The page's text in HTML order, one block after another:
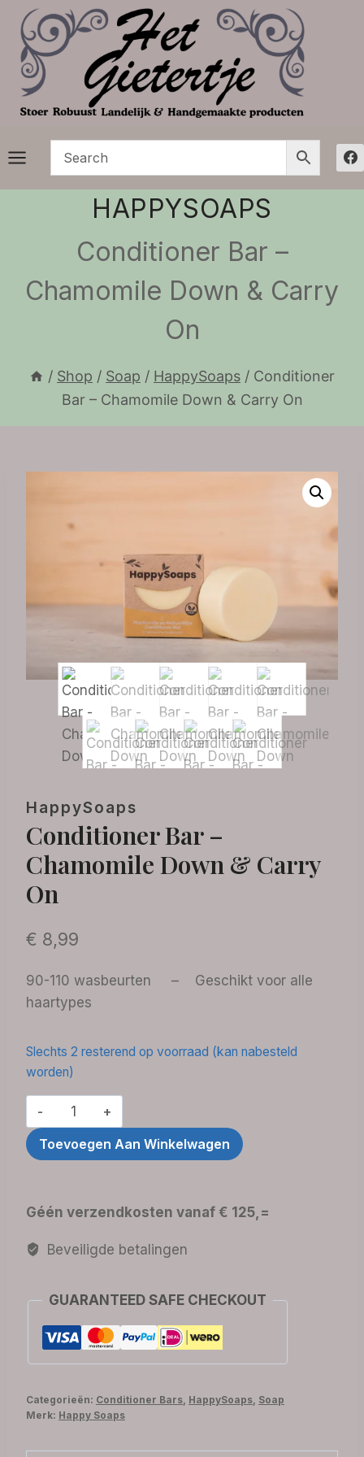
Doorgaan
naar
inhoud
HAPPYSOAPS
Conditioner Bar –
Chamomile Down & Carry
On
/ Shop / Soap / HappySoaps / Conditioner
Bar – Chamomile Down & Carry On
HappySoaps
Conditioner Bar –
Chamomile Down & Carry
On
€ 8,99
90-110 wasbeurten – Geschikt voor alle
haartypes
Slechts 2 resterend op voorraad (kan nabesteld
worden)
Conditioner
Bar
-
&
On
Toevoegen Aan Winkelwagen
Géén verzendkosten vanaf € 125,=
Beveiligde betalingen
GUARANTEED SAFE CHECKOUT
Categorieën: Conditioner Bars HappySoaps Soap
Merk: Happy Soaps